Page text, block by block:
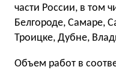
части России, в том
Белгороде, Самаре,
Троицке, Дубне,
Объем работ в